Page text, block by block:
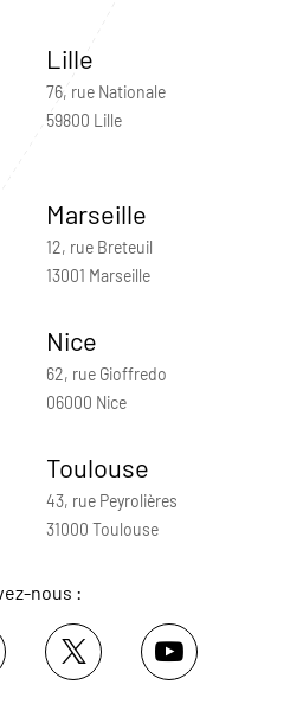
Lille
76, rue Nationale
59800 Lille
Marseille
12, rue Breteuil
13001 Marseille
Nice
62, rue Gioffredo
06000 Nice
Toulouse
43, rue Peyrolières
31000 Toulouse
nous :